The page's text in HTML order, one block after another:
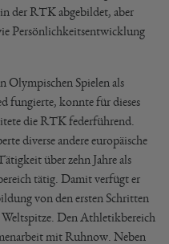
der RTK abgebildet, aber
Persönlichkeitsentwicklung
Olympischen Spielen als
fungierte, konnte für dieses
die RTK federführend.
diverse andere europäische
über zehn Jahre als
tätig. Damit verfügt er
von den ersten Schritten
Den Athletikbereich
mit Ruhnow. Neben